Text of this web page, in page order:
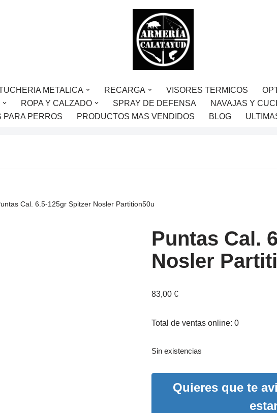
METALICA RECARGA VISORES TERMICOS
ROPA Y CALZADO SPRAY DE DEFENSA NAVAJAS Y
PARA PERROS
PRODUCTOS MAS VENDIDOS BLOG
Cal. 6.5-125gr Spitzer Nosler Partition50u
Puntas Cal.
Nosler
83,00 €
Total de ventas online: 0
Sin existencias
Quieres que te